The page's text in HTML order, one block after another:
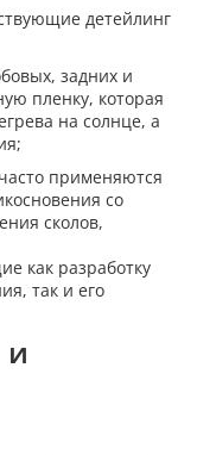
детейлинг
задних и
пленку, которая
на солнце, а
применяются
со
сколов,
как разработку
так и его
и